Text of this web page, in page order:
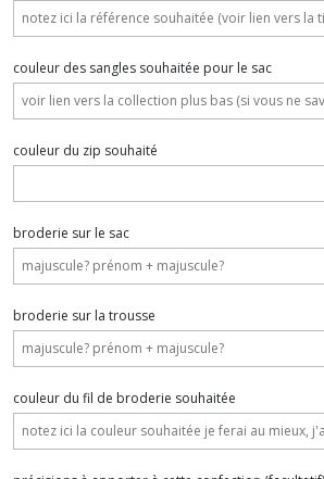
couleur des sangles souhaitée pour le sac
couleur du zip souhaité
broderie sur le sac
broderie sur la trousse
couleur du fil de broderie souhaitée